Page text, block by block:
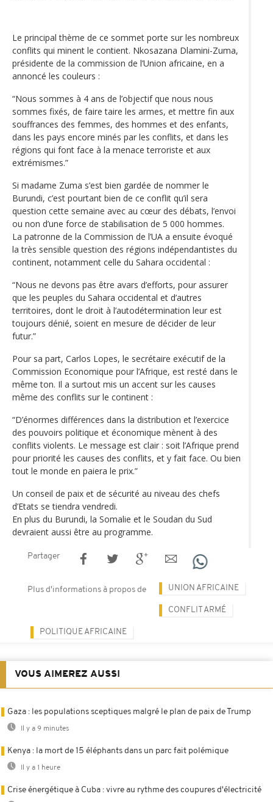
Le principal thème de ce sommet porte sur les nombreux
conflits qui minent le contient. Nkosazana Dlamini-Zuma,
présidente de la commission de l’Union africaine, en a
annoncé les couleurs :
“Nous sommes à 4 ans de l’objectif que nous nous
sommes fixés, de faire taire les armes, et mettre fin aux
souffrances des femmes, des hommes et des enfants,
dans les pays encore minés par les conflits, et dans les
régions qui font face à la menace terroriste et aux
extrémismes.”
Si madame Zuma s’est bien gardée de nommer le
Burundi, c’est pourtant bien de ce conflit qu’il sera
question cette semaine avec au cœur des débats, l’envoi
ou non d’une force de stabilisation de 5 000 hommes.
La patronne de la Commission de l’UA a ensuite évoqué
la très sensible question des régions indépendantistes du
continent, notamment celle du Sahara occidental :
“Nous ne devons pas être avars d’efforts, pour assurer
que les peuples du Sahara occidental et d’autres
territoires, dont le droit à l’autodétermination leur est
toujours dénié, soient en mesure de décider de leur
futur.”
Pour sa part, Carlos Lopes, le secrétaire exécutif de la
Commission Economique pour l’Afrique, est resté dans le
même ton. Il a surtout mis un accent sur les causes
même des conflits sur le continent :
“D’énormes différences dans la distribution et l’exercice
des pouvoirs politique et économique mènent à des
conflits violents. Le message est clair : soit l’Afrique prend
pour priorité les causes des conflits, et y fait face. Ou bien
tout le monde en paiera le prix.”
Un conseil de paix et de sécurité au niveau des chefs
d’Etats se tiendra vendredi.
En plus du Burundi, la Somalie et le Soudan du Sud
devraient aussi être au programme.
Partager
Plus d'informations à propos de UNION AFRICAINE
CONFLIT ARMÉ
POLITIQUE AFRICAINE
VOUS AIMEREZ AUSSI
Gaza : les populations sceptiques malgré le plan de paix de Trump
Il y a 9 minutes
Kenya : la mort de 15 éléphants dans un parc fait polémique
Il y a 1 heure
Crise énergétique à Cuba : vivre au rythme des coupures d'électricité